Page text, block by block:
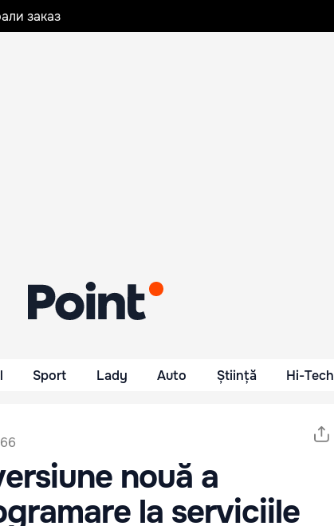
заказ
Sport Lady Auto Știință Hi-Tech
nouă a
la serviciile